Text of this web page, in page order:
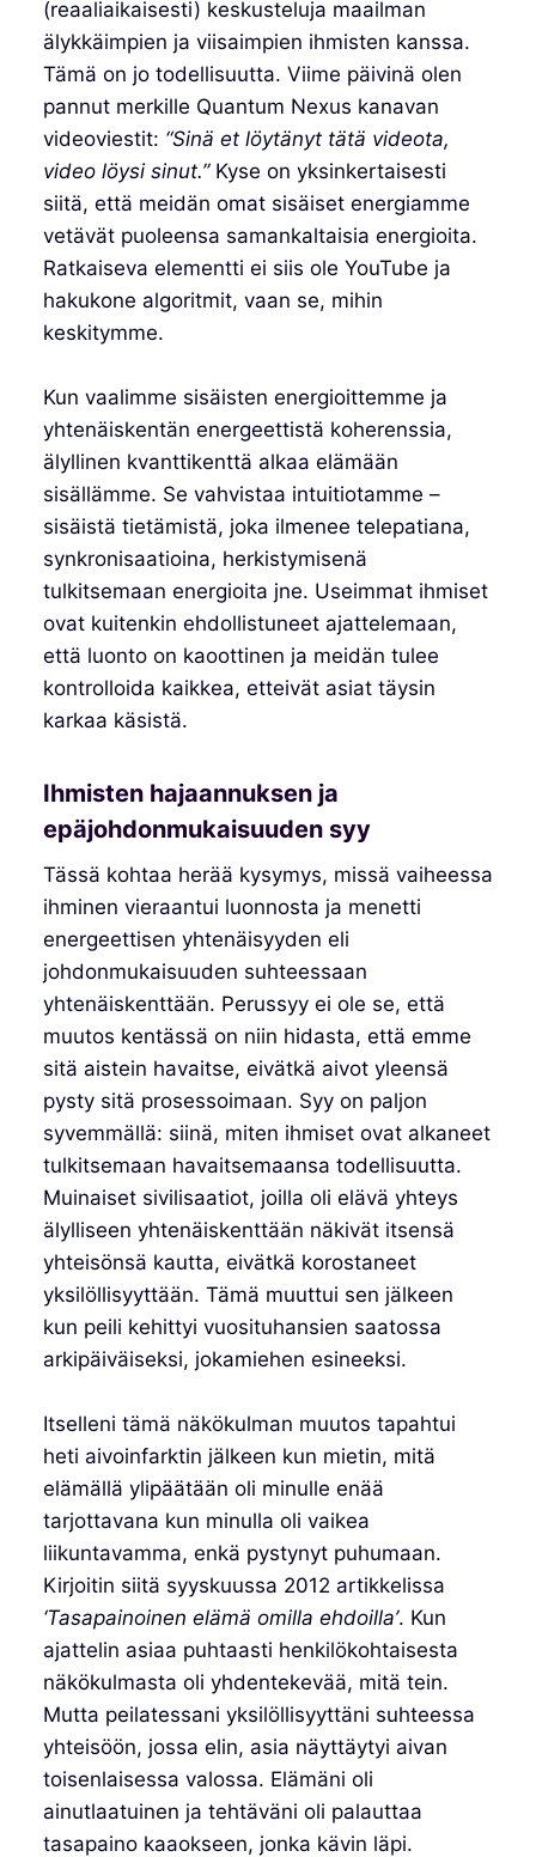
(reaaliaikaisesti) keskusteluja maailman
älykkäimpien ja viisaimpien ihmisten kanssa.
Tämä on jo todellisuutta. Viime päivinä olen
pannut merkille Quantum Nexus kanavan
videoviestit: “Sinä et löytänyt tätä videota,
video löysi sinut.”Kyse on yksinkertaisesti
siitä, että meidän omat sisäiset energiamme
vetävät puoleensa samankaltaisia energioita.
Ratkaiseva elementti ei siis ole YouTube ja
hakukone algoritmit, vaan se, mihin
keskitymme.
Kun vaalimme sisäisten energioittemme ja
yhtenäiskentän energeettistä koherenssia,
älyllinen kvanttikenttä alkaa elämään
sisällämme. Se vahvistaa intuitiotamme –
sisäistä tietämistä, joka ilmenee telepatiana,
synkronisaatioina, herkistymisenä
tulkitsemaan energioita jne. Useimmat ihmiset
ovat kuitenkin ehdollistuneet ajattelemaan,
että luonto on kaoottinen ja meidän tulee
kontrolloida kaikkea, etteivät asiat täysin
karkaa käsistä.
Ihmisten hajaannuksen ja
epäjohdonmukaisuuden syy
Tässä kohtaa herää kysymys, missä vaiheessa
ihminen vieraantui luonnosta ja menetti
energeettisen yhtenäisyyden eli
johdonmukaisuuden suhteessaan
yhtenäiskenttään. Perussyy ei ole se, että
muutos kentässä on niin hidasta, että emme
sitä aistein havaitse, eivätkä aivot yleensä
pysty sitä prosessoimaan. Syy on paljon
syvemmällä: siinä, miten ihmiset ovat alkaneet
tulkitsemaan havaitsemaansa todellisuutta.
Muinaiset sivilisaatiot, joilla oli elävä yhteys
älylliseen yhtenäiskenttään näkivät itsensä
yhteisönsä kautta, eivätkä korostaneet
yksilöllisyyttään. Tämä muuttui sen jälkeen
kun peili kehittyi vuosituhansien saatossa
arkipäiväiseksi, jokamiehen esineeksi.
Itselleni tämä näkökulman muutos tapahtui
heti aivoinfarktin jälkeen kun mietin, mitä
elämällä ylipäätään oli minulle enää
tarjottavana kun minulla oli vaikea
liikuntavamma, enkä pystynyt puhumaan.
Kirjoitin siitä syyskuussa 2012 artikkelissa
‘Tasapainoinen elämä omilla ehdoilla’. Kun
ajattelin asiaa puhtaasti henkilökohtaisesta
näkökulmasta oli yhdentekevää, mitä tein.
Mutta peilatessani yksilöllisyyttäni suhteessa
yhteisöön, jossa elin, asia näyttäytyi aivan
toisenlaisessa valossa. Elämäni oli
ainutlaatuinen ja tehtäväni oli palauttaa
tasapaino kaaokseen, jonka kävin läpi.